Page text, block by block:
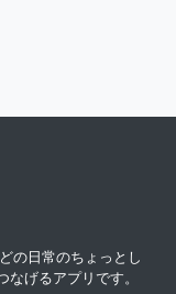
の日常のちょっとし
げるアプリです。